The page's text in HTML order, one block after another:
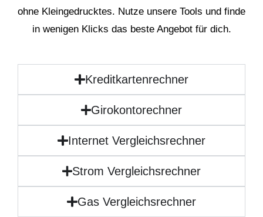
ohne Kleingedrucktes. Nutze unsere Tools und finde
in wenigen Klicks das beste Angebot für dich.
Kreditkartenrechner
Girokontorechner
Internet Vergleichsrechner
Strom Vergleichsrechner
Gas Vergleichsrechner